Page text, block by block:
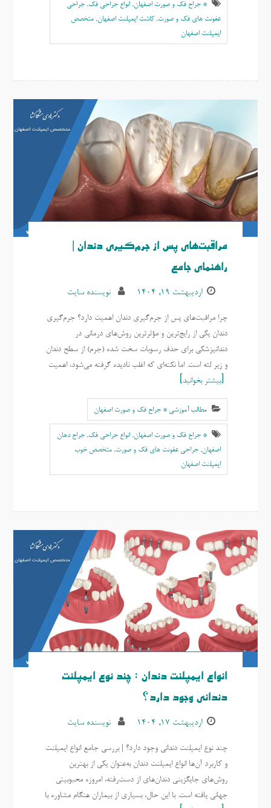
* جراح فک و صورت اصفهان, انواع جراحی فک, جراحی
عفونت های فک و صورت, کاشت ایمپلنت اصفهان, متخصص
ایمپلنت اصفهان
مراقبت‌های پس از جرم‌گیری دندان |
راهنمای جامع
اردیبهشت ۱۹, ۱۴۰۴ نویسنده سایت
چرا مراقبت‌های پس از جرم‌گیری دندان اهمیت دارد؟ جرم‌گیری
دندان یکی از رایج‌ترین و مؤثرترین روش‌های درمانی در
دندانپزشکی برای حذف رسوبات سخت شده (جرم) از سطح دندان
و زیر لثه است. اما نکته‌ای که اغلب نادیده گرفته می‌شود، اهمیت
بیشتر بخوانید
مطالب آموزشی * جراح فک و صورت اصفهان
* جراح فک و صورت اصفهان, انواع جراحی فک, جراح دهان
اصفهان, جراحی عفونت های فک و صورت, متخصص خوب
ايمپلنت اصفهان
انواع ایمپلنت دندان : چند نوع ایمپلنت
دندانی وجود دارد؟
اردیبهشت ۱۷, ۱۴۰۴ نویسنده سایت
چند نوع ایمپلنت دندانی وجود دارد؟ | بررسی جامع انواع ایمپلنت
و کاربرد آن‌ها انواع ایمپلنت دندان به‌عنوان یکی از بهترین
روش‌های جایگزینی دندان‌های از دست‌رفته، امروزه محبوبیتی
جهانی یافته است. با این حال، بسیاری از بیماران هنگام مشاوره با